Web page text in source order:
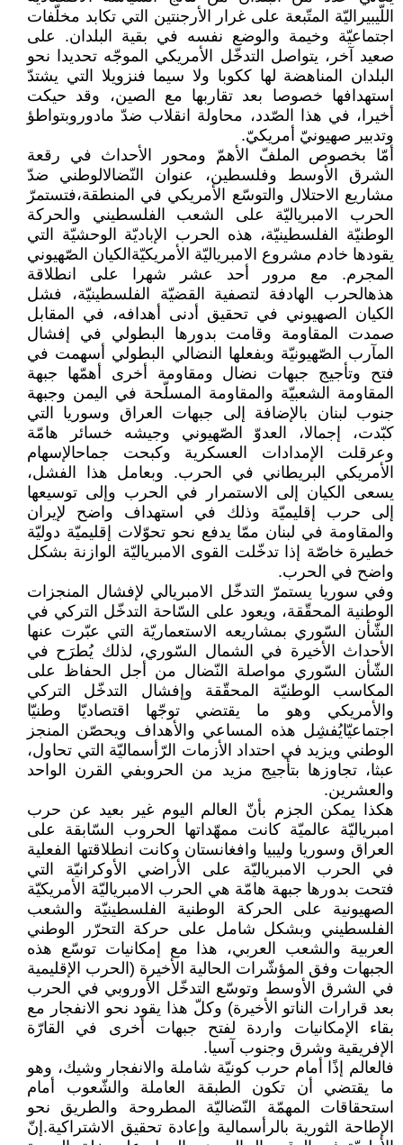
اللّيبيراليّة المتّبعة على غرار الأرجنتين التي تكابد مخلّفات
اجتماعيّة وخيمة والوضع نفسه في بقية البلدان. على
صعيد آخر، يتواصل التدخّل الأمريكي الموجّه تحديدا نحو
البلدان المناهضة لها ككوبا ولا سيما فنزويلا التي يشتدّ
استهدافها خصوصا بعد تقاربها مع الصين، وقد حيكت
أخيرا، في هذا الصّدد، محاولة انقلاب ضدّ مادوروبتواطؤ
وتدبير صهيونيّ أمريكيّ.
أمّا بخصوص الملفّ الأهمّ ومحور الأحداث في رقعة
الشرق الأوسط وفلسطين، عنوان النّضالالوطني ضدّ
مشاريع الاحتلال والتوسّع الأمريكي في المنطقة،فتستمرّ
الحرب الامبرياليّة على الشعب الفلسطيني والحركة
الوطنيّة الفلسطينيّة، هذه الحرب الإباديّة الوحشيّة التي
يقودها خادم مشروع الامبرياليّة الأمريكيّةالكيان الصّهيوني
المجرم. مع مرور أحد عشر شهرا على انطلاقة
هذهالحرب الهادفة لتصفية القضيّة الفلسطينيّة، فشل
الكيان الصهيوني في تحقيق أدنى أهدافه، في المقابل
صمدت المقاومة وقامت بدورها البطولي في إفشال
المآرب الصّهيونيّة وبفعلها النضالي البطولي أسهمت في
فتح وتأجيج جبهات نضال ومقاومة أخرى أهمّها جبهة
المقاومة الشعبيّة والمقاومة المسلّحة في اليمن وجبهة
جنوب لبنان بالإضافة إلى جبهات العراق وسوريا التي
كبّدت، إجمالا، العدوّ الصّهيوني وجيشه خسائر هامّة
وعرقلت الإمدادات العسكرية وكبحت جماحالإسهام
الأمريكي البريطاني في الحرب. وبعامل هذا الفشل،
يسعى الكيان إلى الاستمرار في الحرب وإلى توسيعها
إلى حرب إقليميّة وذلك في استهداف واضح لإيران
والمقاومة في لبنان ممّا يدفع نحو تحوّلات إقليميّة دوليّة
خطيرة خاصّة إذا تدخّلت القوى الامبرياليّة الوازنة بشكل
واضح في الحرب.
وفي سوريا يستمرّ التدخّل الامبريالي لإفشال المنجزات
الوطنية المحقّقة، ويعود على السّاحة التدخّل التركي في
الشّأن السّوري بمشاريعه الاستعماريّة التي عبّرت عنها
الأحداث الأخيرة في الشمال السّوري، لذلك يُطرَح في
الشّأن السّوري مواصلة النّضال من أجل الحفاظ على
المكاسب الوطنيّة المحقّقة وإفشال التدخّل التركي
والأمريكي وهو ما يقتضي توجّها اقتصاديّا وطنيّا
اجتماعيّايُفشِل هذه المساعي والأهداف ويحصّن المنجز
الوطني ويزيد في احتداد الأزمات الرّأسماليّة التي تحاول،
عبثا، تجاوزها بتأجيج مزيد من الحروبفي القرن الواحد
والعشرين.
هكذا يمكن الجزم بأنّ العالم اليوم غير بعيد عن حرب
امبرياليّة عالميّة كانت ممهّداتها الحروب السّابقة على
العراق وسوريا وليبيا وافغانستان وكانت انطلاقتها الفعلية
في الحرب الامبرياليّة على الأراضي الأوكرانيّة التي
فتحت بدورها جبهة هامّة هي الحرب الامبرياليّة الأمريكيّة
الصهيونية على الحركة الوطنية الفلسطينيّة والشعب
الفلسطيني وبشكل شامل على حركة التحرّر الوطني
العربية والشعب العربي، هذا مع إمكانيات توسّع هذه
الجبهات وفق المؤشّرات الحالية الأخيرة (الحرب الإقليمية
في الشرق الأوسط وتوسّع التدخّل الأوروبي في الحرب
بعد قرارات الناتو الأخيرة) وكلّ هذا يقود نحو الانفجار مع
بقاء الإمكانيات واردة لفتح جبهات أخرى في القارّة
الإفريقية وشرق وجنوب آسيا.
فالعالم إذًا أمام حرب كونيّة شاملة والانفجار وشيك، وهو
ما يقتضي أن تكون الطبقة العاملة والشّعوب أمام
استحقاقات المهمّة النّضاليّة المطروحة والطريق نحو
الإطاحة الثورية بالرأسمالية وإعادة تحقيق الاشتراكية.إنّ